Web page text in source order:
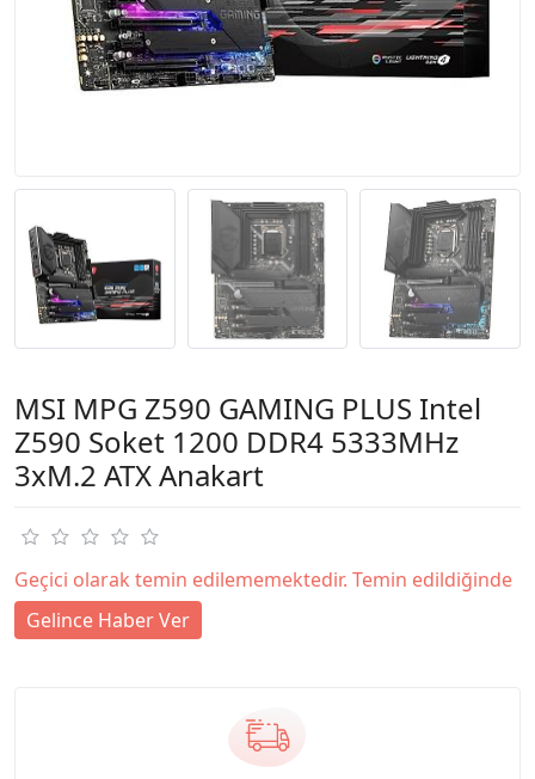
MSI MPG Z590 GAMING PLUS Intel
Z590 Soket 1200 DDR4 5333MHz
3xM.2 ATX Anakart
Geçici olarak temin edilememektedir. Temin edildiğinde
Gelince Haber Ver